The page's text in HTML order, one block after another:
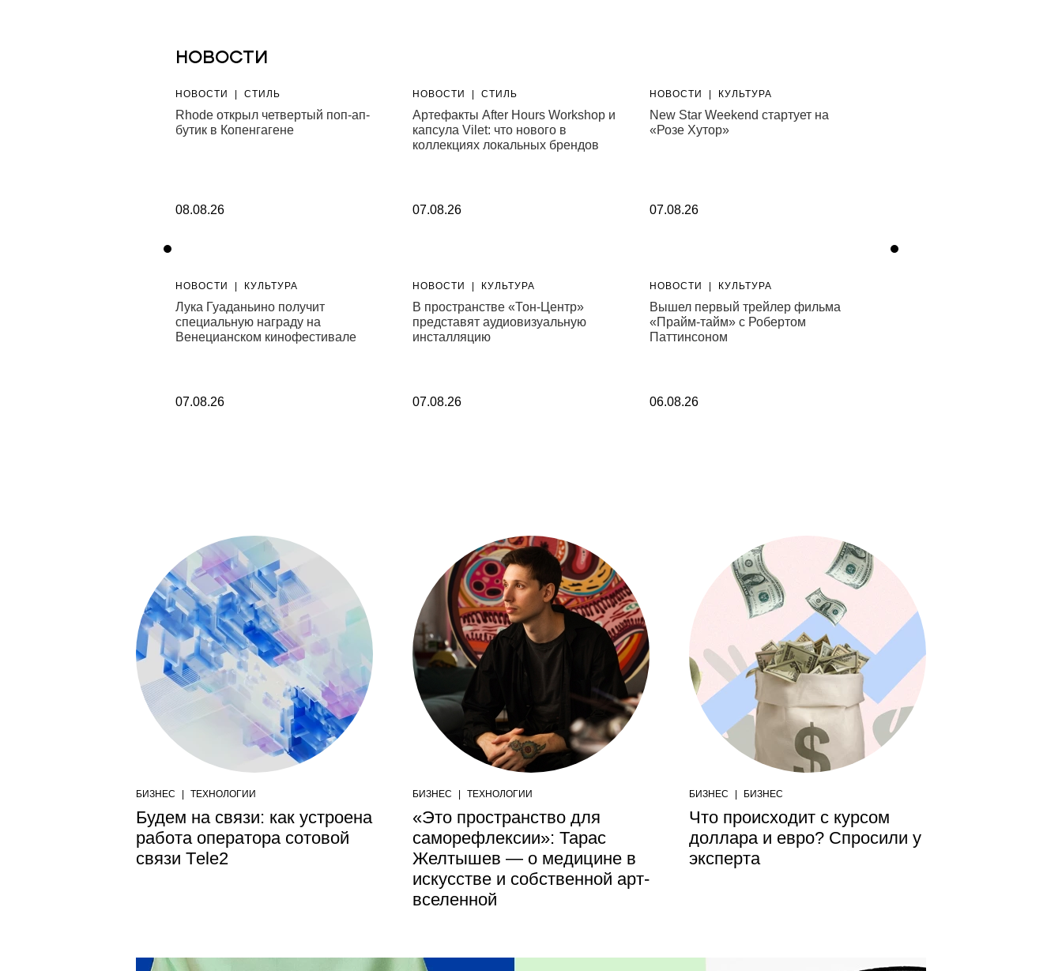
НОВОСТИ
НОВОСТИ | СТИЛЬ
Rhode открыл четвертый поп-ап-
бутик в Копенгагене
08.08.26
НОВОСТИ | КУЛЬТУРА
Лука Гуаданьино получит
специальную награду на
Венецианском кинофестивале
07.08.26
НОВОСТИ | СТИЛЬ
Артефакты After Hours Workshop и
капсула Vilet: что нового в
коллекциях локальных брендов
07.08.26
НОВОСТИ | КУЛЬТУРА
В пространстве «Тон-Центр»
представят аудиовизуальную
инсталляцию
07.08.26
НОВОСТИ | КУЛЬТУРА
New Star Weekend стартует на
«Розе Хутор»
07.08.26
НОВОСТИ | КУЛЬТУРА
Вышел первый трейлер фильма
«Прайм-тайм» с Робертом
Паттинсоном
06.08.26
БИЗНЕС | ТЕХНОЛОГИИ
Будем на связи: как устроена
работа оператора сотовой
связи Тele2
БИЗНЕС | ТЕХНОЛОГИИ
«Это пространство для
саморефлексии»: Тарас
Желтышев — о медицине в
искусстве и собственной арт-
вселенной
БИЗНЕС | БИЗНЕС
Что происходит с курсом
доллара и евро? Спросили у
эксперта